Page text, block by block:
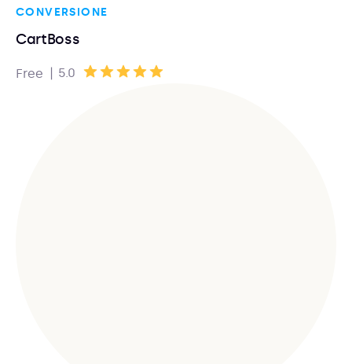
CONVERSIONE
CartBoss
Free | 5.0